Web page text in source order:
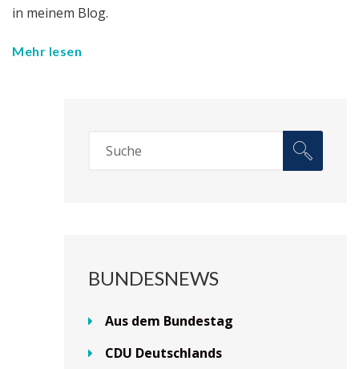
in meinem Blog.
Mehr lesen
BUNDESNEWS
Aus dem Bundestag
CDU Deutschlands